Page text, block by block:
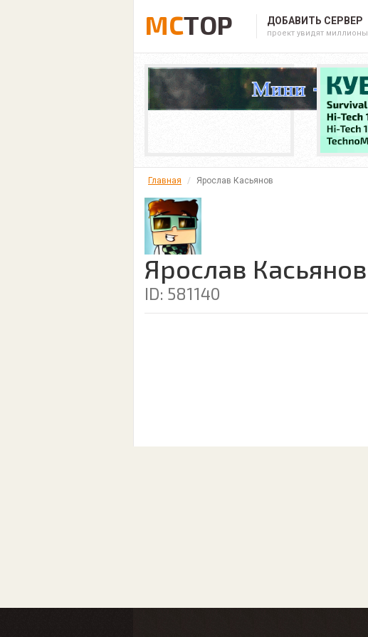
MCTOP ДОБАВИТЬ СЕРВЕР
проект увидят миллионы
Главная Ярослав Касьянов
Ярослав Касьянов
ID: 581140